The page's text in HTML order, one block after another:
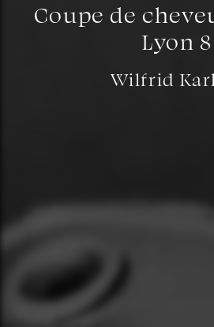
Coupe de
Lyon 8
Wilfrid